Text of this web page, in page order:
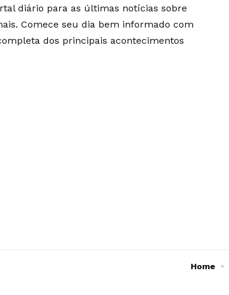
diário para as últimas notícias sobre
Comece seu dia bem informado com
dos principais acontecimentos
Home